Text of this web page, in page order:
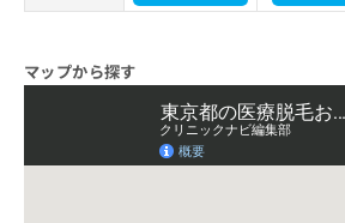
マップから探す